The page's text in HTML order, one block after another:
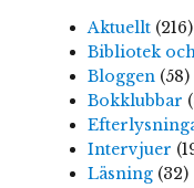
Aktuellt (216)
Bibliotek
Bloggen (58)
Bokklubbar
Intervjuer
Läsning (32)